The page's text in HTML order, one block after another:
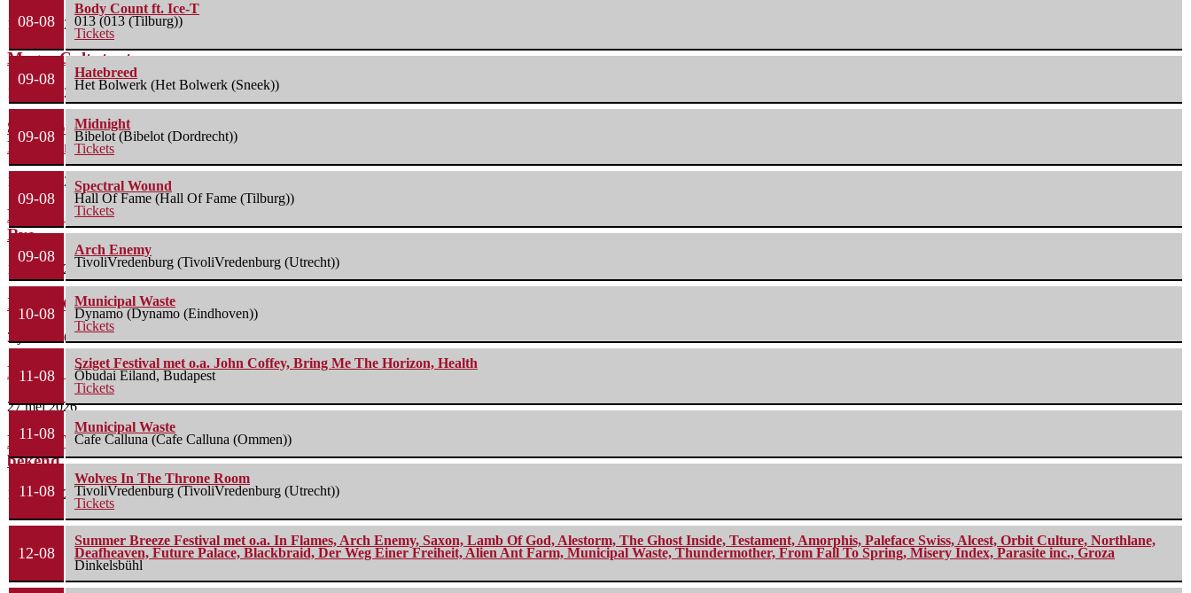
19 juni 2026
MagnaCult stopt
13 juni 2026
Spacerocklegende Hawkwind keert terug naar
Nederland met nieuw...
13 juni 2026
Line-up compleet: Cân Bardd, Illumishade en Leah
Rye...
11 juni 2026
Instant Crowdfundingshow voor Labasheeda
3 juni 2026
Bospop maakt blokkenschema bekend
27 mei 2026
Down The Rabbit Hole maakt blokkenschema
bekend
18 mei 2026
08-08
Body Count ft. Ice-T
013 (013 (Tilburg))
Tickets
09-08
Hatebreed
Het Bolwerk (Het Bolwerk (Sneek))
09-08
Midnight
Bibelot (Bibelot (Dordrecht))
Tickets
09-08
Spectral Wound
Hall Of Fame (Hall Of Fame (Tilburg))
Tickets
09-08
Arch Enemy
TivoliVredenburg (TivoliVredenburg (Utrecht))
10-08
Municipal Waste
Dynamo (Dynamo (Eindhoven))
Tickets
11-08
Sziget Festival met o.a. John Coffey, Bring Me The Horizon, Health
Óbudai Eiland, Budapest
Tickets
11-08
Municipal Waste
Cafe Calluna (Cafe Calluna (Ommen))
11-08
Wolves In The Throne Room
TivoliVredenburg (TivoliVredenburg (Utrecht))
Tickets
12-08
Summer Breeze Festival met o.a. In Flames, Arch Enemy, Saxon, Lamb Of God, Alestorm, The Ghost Inside, Testament, Amorphis, Paleface Swiss, Alcest, Orbit Culture, Northlane,
Deafheaven, Future Palace, Blackbraid, Der Weg Einer Freiheit, Alien Ant Farm, Municipal Waste, Thundermother, From Fall To Spring, Misery Index, Parasite inc., Groza
Dinkelsbühl